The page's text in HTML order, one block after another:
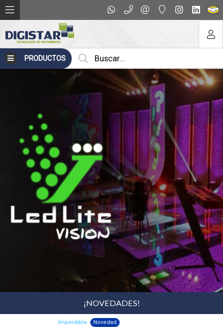
PRODUCTOS
¡NOVEDADES!
Novedad